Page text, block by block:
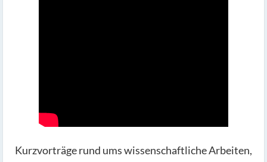
Kurzvorträge rund ums wissenschaftliche Arbeiten,